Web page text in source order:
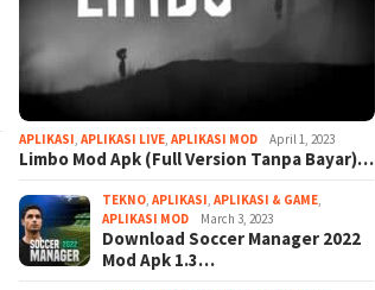
APLIKASI ,APLIKASI LIVE ,APLIKASI MOD April 1, 2023
Limbo Mod Apk (Full Version Tanpa Bayar)…
TEKNO ,APLIKASI ,APLIKASI & GAME
APLIKASI MOD
March 3, 2023
Download Soccer Manager 2022
Mod Apk 1.3…